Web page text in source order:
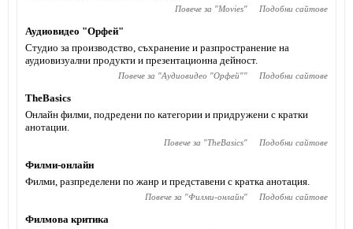
Повече за "Movies" Подобни сайтове
Аудиовидео "Орфей"
Студио за производство, съхранение и разпространение на
аудиовизуални продукти и презентационна дейност.
Повече за "Аудиовидео "Орфей"" Подобни сайтове
TheBasics
Онлайн филми, подредени по категории и придружени с кратки
анотации.
Повече за "TheBasics" Подобни сайтове
Филми-онлайн
Филми, разпределени по жанр и представени с кратка анотация.
Повече за "Филми-онлайн" Подобни сайтове
Филмова критика